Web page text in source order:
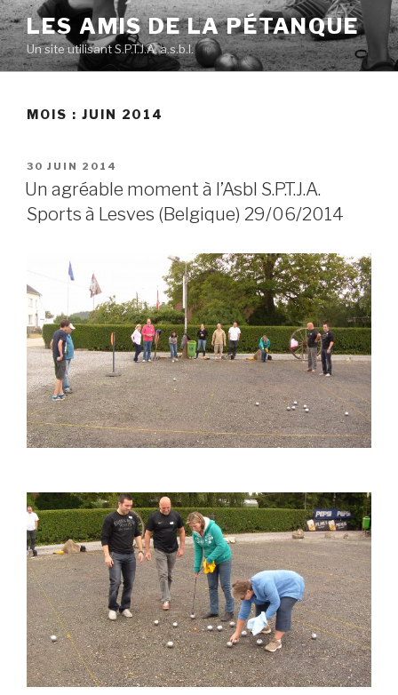
Skip
to
content
LES AMIS DE LA PÉTANQUE
Un site utilisant S.P.T.J.A. a.s.b.l.
MOIS : JUIN 2014
POSTED
ON
30 JUIN 2014
Un agréable moment à l’Asbl S.P.T.J.A.
Sports à Lesves (Belgique) 29/06/2014